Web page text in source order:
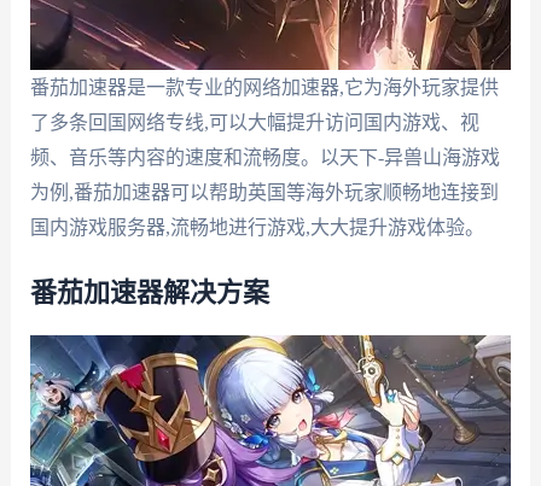
番茄加速器是一款专业的网络加速器,它为海外玩家提供
了多条回国网络专线,可以大幅提升访问国内游戏、视
频、音乐等内容的速度和流畅度。以天下-异兽山海游戏
为例,番茄加速器可以帮助英国等海外玩家顺畅地连接到
国内游戏服务器,流畅地进行游戏,大大提升游戏体验。
番茄加速器解决方案